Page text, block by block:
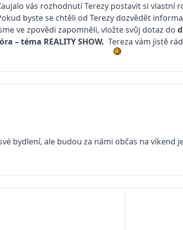
vás rozhodnutí Terezy postavit si vlastní
byste se chtěli od Terezy dozvědět
ve zpovědi zapomněli, vložte svůj dotaz do
– téma REALITY SHOW. Tereza vám jistě
bydlení, ale budou za námi občas na víkend